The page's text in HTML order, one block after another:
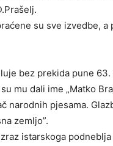
su sve izvedbe,
bez prekida pune
mu dali ime „Matko
narodnih pjesama.
zemljo”.
istarskoga